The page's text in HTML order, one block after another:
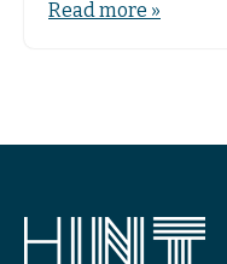
Read more »